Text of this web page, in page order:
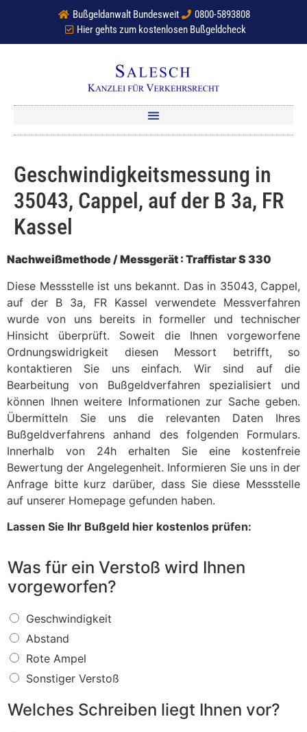
Bußgeldanwalt Bundesweit
0800-5893808
Hier gehts zum kostenlosen Bußgeldcheck
Geschwindigkeitsmessung in
35043, Cappel, auf der B 3a, FR
Kassel
Nachweißmethode / Messgerät : Traffistar S 330
Diese Messstelle ist uns bekannt. Das in 35043, Cappel,
auf der B 3a, FR Kassel verwendete Messverfahren
wurde von uns bereits in formeller und technischer
Hinsicht überprüft. Soweit die Ihnen vorgeworfene
Ordnungswidrigkeit diesen Messort betrifft, so
kontaktieren Sie uns einfach. Wir sind auf die
Bearbeitung von Bußgeldverfahren spezialisiert und
können Ihnen weitere Informationen zur Sache geben.
Übermitteln Sie uns die relevanten Daten Ihres
Bußgeldverfahrens anhand des folgenden Formulars.
Innerhalb von 24h erhalten Sie eine kostenfreie
Bewertung der Angelegenheit. Informieren Sie uns in der
Anfrage bitte kurz darüber, dass Sie diese Messstelle
auf unserer Homepage gefunden haben.
Lassen Sie Ihr Bußgeld hier kostenlos prüfen:
Was für ein Verstoß wird Ihnen
vorgeworfen?
W
a
s
f
ü
r
i
Geschwindigkeit
Abstand
Rote Ampel
Sonstiger Verstoß
Welches Schreiben liegt Ihnen vor?